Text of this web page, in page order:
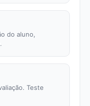
do aluno,
Teste